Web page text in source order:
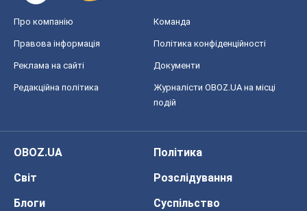
Про компанію Команда
Правова інформація Політика конфіденційності
Реклама на сайті Документи
Редакційна політика
Журналісти OBOZ.UA на місці
подій
OBOZ.UA
Політика
Світ
Розслідування
Блоги
Суспільство